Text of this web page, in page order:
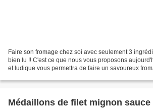
Faire son fromage chez soi avec seulement 3
bien lu !! C'est ce que nous vous proposons
et ludique vous permettra de faire un savoureux
Médaillons de filet mignon sauce au bleu de